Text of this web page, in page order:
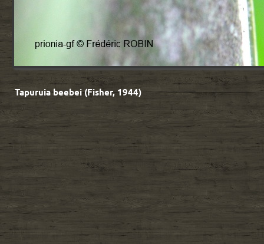
Tapuruia beebei (Fisher, 1944)